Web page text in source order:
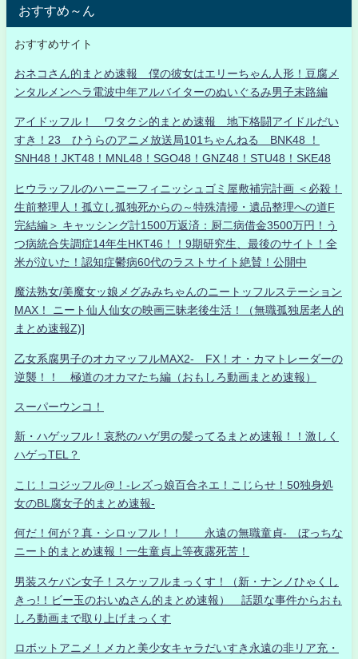
おすすめ～ん
おすすめサイト
おネコさん的まとめ速報 僕の彼女はエリーちゃん人形！豆腐メ
ンタルメンヘラ電波中年アルバイターのぬいぐるみ男子末路編
アイドッフル！ ワタクシ的まとめ速報 地下格闘アイドルだい
すき！23 ひうらのアニメ放送局101ちゃんねる BNK48 ！
SNH48！JKT48！MNL48！SGO48！GNZ48！STU48！SKE48
ヒウラッフルのハーニーフィニッシュゴミ屋敷補完計画 ＜必殺！
生前整理人！孤立し孤独死からの～特殊清掃・遺品整理への道F
完結編＞ キャッシング計1500万返済：厨二病借金3500万円！う
つ病統合失調症14年生HKT46！！9期研究生、最後のサイト！全
米が泣いた！認知症鬱病60代のラストサイト絶賛！公開中
魔法熟女/美魔女ッ娘メグみみちゃんのニートッフルステーション
MAX！ ニート仙人仙女の映画三昧老後生活！（無職孤独居老人的
まとめ速報Z)]
乙女系腐男子のオカマッフルMAX2- FX！オ・カマトレーダーの
逆襲！！ 極道のオカマたち編（おもしろ動画まとめ速報）
スーパーウンコ！
新・ハゲッフル！哀愁のハゲ男の髪ってるまとめ速報！！激しく
ハゲっTEL？
こじ！コジッフル@！-レズっ娘百合ネエ！こじらせ！50独身処
女のBL腐女子的まとめ速報-
何だ！何が？真・シロッフル！！ 永遠の無職童貞- ぼっちな
ニート的まとめ速報！一生童貞上等夜露死苦！
男装スケバン女子！スケッフルまっくす！（新・ナンノひゃくし
きっ!！ビー玉のおいぬさん的まとめ速報） 話題な事件からおも
しろ動画まで取り上げまっくす
ロボットアニメ！メカと美少女キャラだいすき永遠の非リア充・